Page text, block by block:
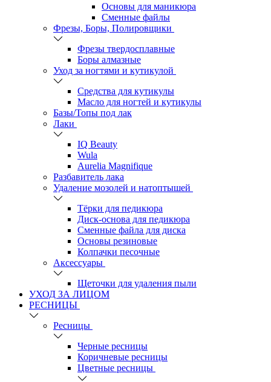
Основы для маникюра
Сменные файлы
Фрезы, Боры, Полировщики
Фрезы твердосплавные
Боры алмазные
Уход за ногтями и кутикулой
Средства для кутикулы
Масло для ногтей и кутикулы
Базы/Топы под лак
Лаки
IQ Beauty
Wula
Aurelia Magnifique
Разбавитель лака
Удаление мозолей и натоптышей
Тёрки для педикюра
Диск-основа для педикюра
Сменные файла для диска
Основы резиновые
Колпачки песочные
Аксессуары
Щеточки для удаления пыли
УХОД ЗА ЛИЦОМ
РЕСНИЦЫ
Ресницы
Черные ресницы
Коричневые ресницы
Цветные ресницы